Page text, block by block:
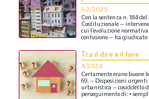
1-2/2025
Con la sentenza n.184del
Costituzionale–
cui l’evoluzione normativa,
confusione– ha giudicato
Tra il dire e il fare
4/2024
Certamenteerano buone le
69,– Disposizioni urgenti
urbanistica –cosiddetto
perseguimentodi: •